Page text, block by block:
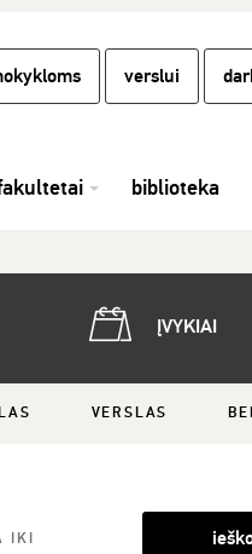
verslui
biblioteka
ĮVYKIAI
VERSLAS